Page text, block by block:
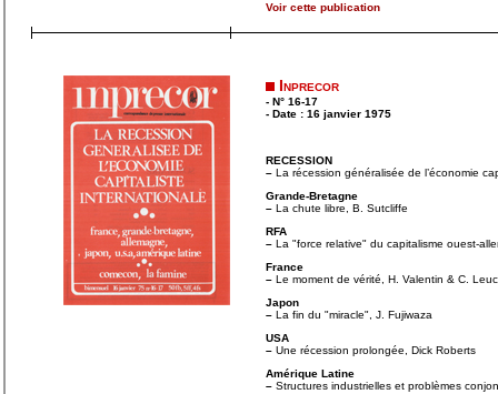
Voir cette publication
Inprecor
- N° 16-17
- Date : 16 janvier 1975
RECESSION
– La récession généralisée de l’économie
Grande-Bretagne
– La chute libre, B. Sutcliffe
RFA
– La "force relative" du capitalisme ouest-
France
– Le moment de vérité, H. Valentin & C.
Japon
– La fin du "miracle", J. Fujiwaza
USA
– Une récession prolongée, Dick Roberts
Amérique Latine
– Structures industrielles et problèmes